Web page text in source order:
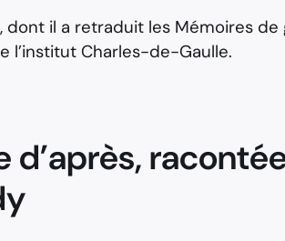
il a retraduit les Mémoires de
l’institut Charles-de-Gaulle.
d’après,